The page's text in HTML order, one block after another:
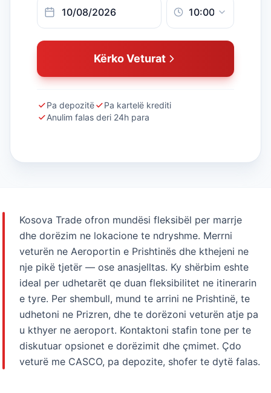
Kërko Veturat
Pa depozitë
Pa kartelë krediti
Anulim falas deri 24h para
Kosova Trade ofron mundësi fleksibël per marrje
dhe dorëzim ne lokacione te ndryshme. Merrni
veturën ne Aeroportin e Prishtinës dhe kthejeni ne
nje pikë tjetër — ose anasjelltas. Ky shërbim eshte
ideal per udhetarët qe duan fleksibilitet ne itinerarin
e tyre. Per shembull, mund te arrini ne Prishtinë, te
udhetoni ne Prizren, dhe te dorëzoni veturën atje pa
u kthyer ne aeroport. Kontaktoni stafin tone per te
diskutuar opsionet e dorëzimit dhe çmimet. Çdo
veturë me CASCO, pa depozite, shofer te dytë falas.